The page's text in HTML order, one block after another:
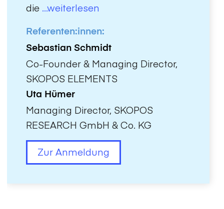
die ...weiterlesen
Referenten:innen:
Sebastian Schmidt
Co-Founder & Managing Director,
SKOPOS ELEMENTS
Uta Hümer
Managing Director, SKOPOS
RESEARCH GmbH & Co. KG
Zur Anmeldung